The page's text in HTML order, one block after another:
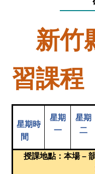
新竹
習課程
星期 時
間
星期
一
星期
二
授課地點：本場 –